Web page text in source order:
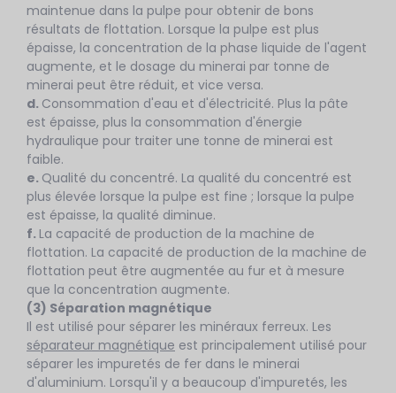
maintenue dans la pulpe pour obtenir de bons
résultats de flottation. Lorsque la pulpe est plus
épaisse, la concentration de la phase liquide de l'agent
augmente, et le dosage du minerai par tonne de
minerai peut être réduit, et vice versa.
d. Consommation d'eau et d'électricité. Plus la pâte
est épaisse, plus la consommation d'énergie
hydraulique pour traiter une tonne de minerai est
faible.
e. Qualité du concentré. La qualité du concentré est
plus élevée lorsque la pulpe est fine ; lorsque la pulpe
est épaisse, la qualité diminue.
f. La capacité de production de la machine de
flottation. La capacité de production de la machine de
flottation peut être augmentée au fur et à mesure
que la concentration augmente.
(3) Séparation magnétique
Il est utilisé pour séparer les minéraux ferreux. Les
séparateur magnétique est principalement utilisé pour
séparer les impuretés de fer dans le minerai
d'aluminium. Lorsqu'il y a beaucoup d'impuretés, les